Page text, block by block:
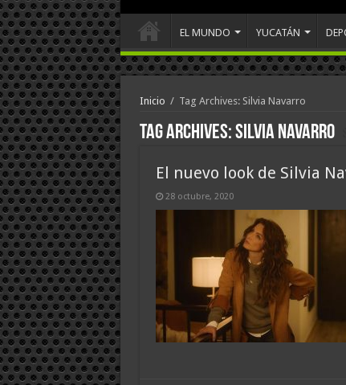
EL MUNDO YUCATÁN
Inicio / Tag Archives: Silvia Navarro
Tag Archives:Silvia Navarro
El nuevo look de Silvia
28 octubre, 2020